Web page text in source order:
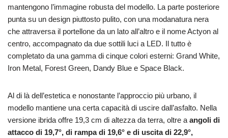
mantengono l’immagine robusta del modello. La parte posteriore
punta su un design piuttosto pulito, con una modanatura nera
che attraversa il portellone da un lato all’altro e il nome Actyon al
centro, accompagnato da due sottili luci a LED. Il tutto è
completato da una gamma di cinque colori esterni: Grand White,
Iron Metal, Forest Green, Dandy Blue e Space Black.
Al di là dell’estetica e nonostante l’approccio più urbano, il
modello mantiene una certa capacità di uscire dall’asfalto. Nella
versione ibrida offre 19,3 cm di altezza da terra, oltre aangoli di
attacco di 19,7°, di rampa di 19,6° e di uscita di 22,9°,